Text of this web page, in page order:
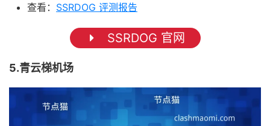
查看： SSRDOG 评测报告
SSRDOG 官网
5.青云梯机场